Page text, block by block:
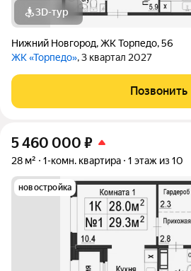
3D-тур
Нижний Новгород,ЖК Торпедо,56
ЖК «Торпедо», 3 квартал 2027
Позвонить
5 460 000 ₽
28 м² 1-комн. квартира 1 этаж из 10
новостройка